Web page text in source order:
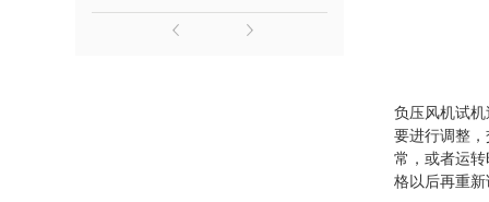
负压风机试
要进行调整
常，或者运
格以后再重新